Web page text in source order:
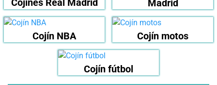
Madrid
Cojín NBA Cojín motos
Cojín fútbol